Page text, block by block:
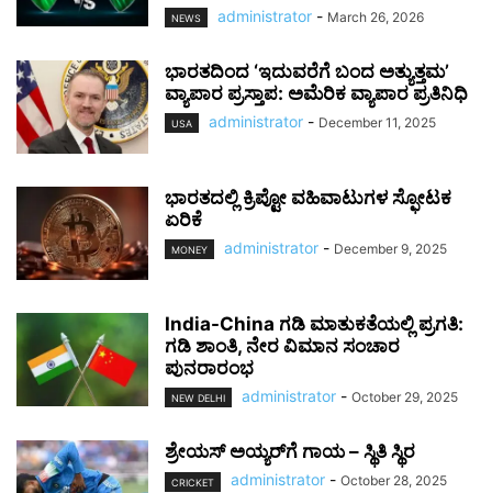
NEWS administrator - March 26, 2026
ಭಾರತದಿಂದ ‘ಇದುವರೆಗೆ ಬಂದ ಅತ್ಯುತ್ತಮ’
ವ್ಯಾಪಾರ ಪ್ರಸ್ತಾಪ: ಅಮೆರಿಕ ವ್ಯಾಪಾರ ಪ್ರತಿನಿಧಿ
USA administrator - December 11, 2025
ಭಾರತದಲ್ಲಿ ಕ್ರಿಪ್ಟೋ ವಹಿವಾಟುಗಳ ಸ್ಫೋಟಕ
ಏರಿಕೆ
MONEY administrator - December 9, 2025
India-China ಗಡಿ ಮಾತುಕತೆಯಲ್ಲಿ ಪ್ರಗತಿ:
ಗಡಿ ಶಾಂತಿ, ನೇರ ವಿಮಾನ ಸಂಚಾರ
ಪುನರಾರಂಭ
NEW DELHI administrator - October 29, 2025
ಶ್ರೇಯಸ್ ಅಯ್ಯರ್‌ಗೆ ಗಾಯ – ಸ್ಥಿತಿ ಸ್ಥಿರ
CRICKET administrator - October 28, 2025